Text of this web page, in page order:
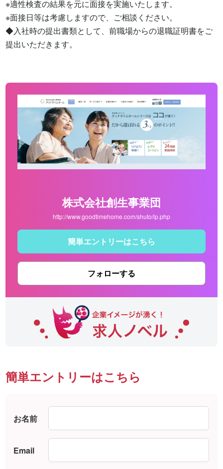
※適性検査の結果を元に面接を実施いたします。
※面接日等は考慮しますので、ご相談ください。
◆入社時の提出書類として、前職場からの退職証明書をご
提出いただきます。
株式会社創生事業団
http://www.goodtimehome.com/shuto/lp.php
簡単エントリーはこちら
フォローする
簡単エントリーはこちら
お名前
Email